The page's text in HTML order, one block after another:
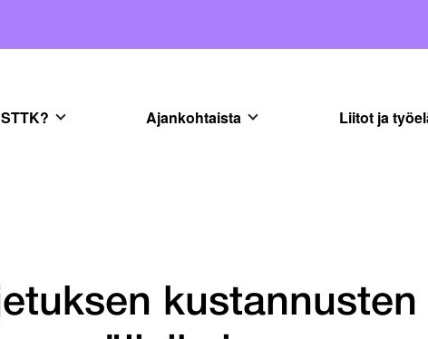
Ajankohtaista Liitot ja
kustannusten